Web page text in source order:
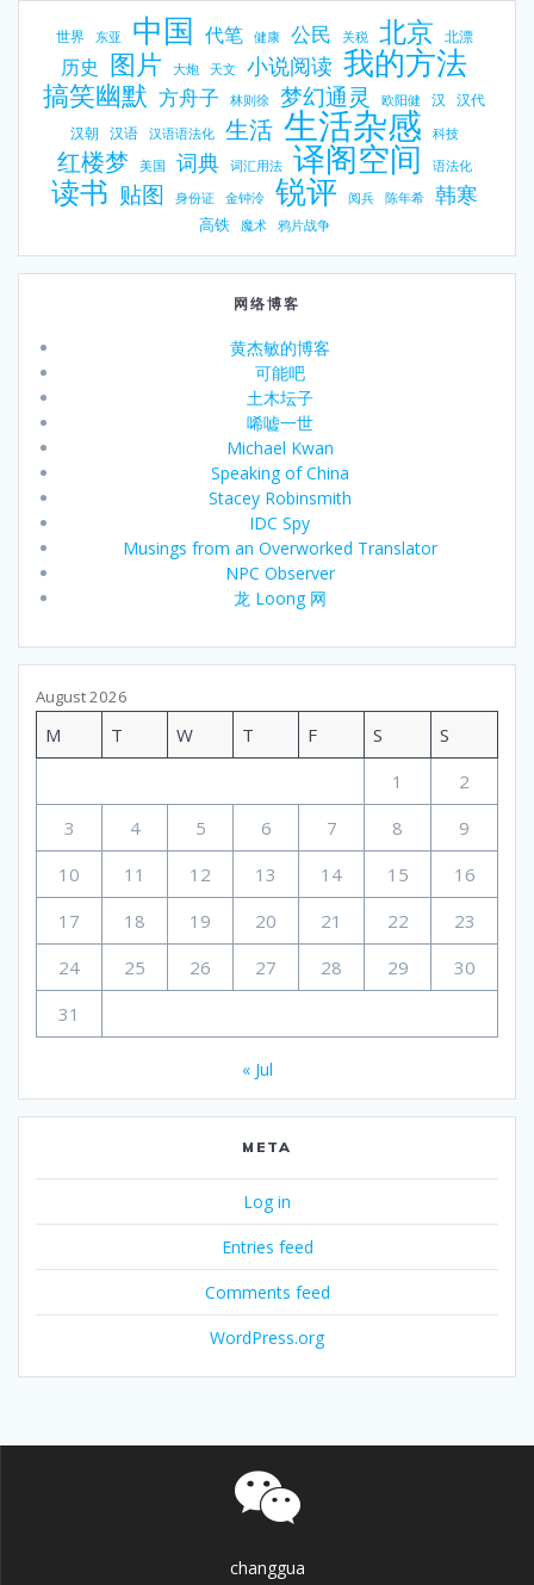
世界 东亚 中国 代笔 健康 公民 关税 北京 北漂
历史 图片 大炮 天文 小说阅读 我的方法
搞笑幽默 方舟子 林则徐 梦幻通灵 欧阳健 汉 汉代
汉朝 汉语 汉语语法化 生活 生活杂感 科技
红楼梦 美国 词典 词汇用法 译阁空间 语法化
读书 贴图 身份证 金钟泠 锐评 阅兵 陈年希 韩寒
高铁 魔术 鸦片战争
网络博客
黄杰敏的博客
可能吧
土木坛子
唏嘘一世
Michael Kwan
Speaking of China
Stacey Robinsmith
IDC Spy
Musings from an Overworked Translator
NPC Observer
龙 Loong 网
August 2026
M T W T F S
S
1
2
3
4 5 6 7 8
9
10
11 12 13 14 15
16
17
18 19 20 21 22
23
24
25 26 27 28 29
30
31
« Jul
META
Log in
Entries feed
Comments feed
WordPress.org
changgua